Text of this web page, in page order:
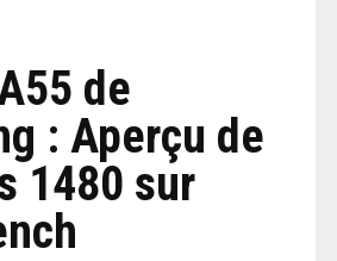
de
: Aperçu de
1480 sur